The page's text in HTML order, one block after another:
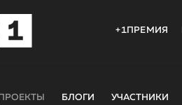
+1ПРЕМИЯ
БЛОГИ УЧАСТНИКИ